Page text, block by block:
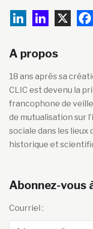
A propos
18 ans après sa
CLIC est devenu la
francophone de
de mutualisation sur
sociale dans les
historique et
Abonnez-vous
Courriel :